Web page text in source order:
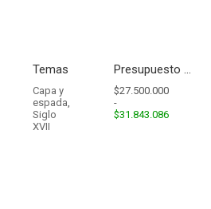
Temas
Capa y
espada,
Siglo
XVII
Presupuesto - Ingresos
$27.500.000
-
$31.843.086